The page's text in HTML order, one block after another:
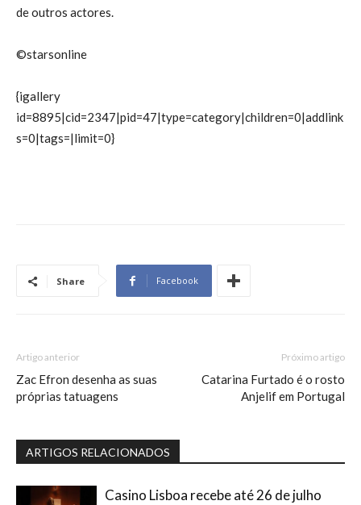
de outros actores.
©starsonline
{igallery
id=8895|cid=2347|pid=47|type=category|children=0|addlink
s=0|tags=|limit=0}
Share Facebook
Artigo anterior
Zac Efron desenha as suas
próprias tatuagens
Próximo artigo
Catarina Furtado é o rosto
Anjelif em Portugal
ARTIGOS RELACIONADOS
Casino Lisboa recebe até 26 de julho